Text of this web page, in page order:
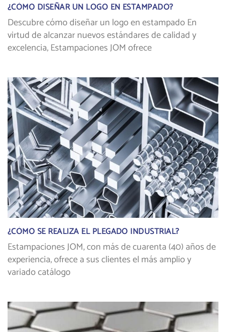
¿CÓMO DISEÑAR UN LOGO EN ESTAMPADO?
Descubre cómo diseñar un logo en estampado En
virtud de alcanzar nuevos estándares de calidad y
excelencia, Estampaciones JOM ofrece
¿CÓMO SE REALIZA EL PLEGADO INDUSTRIAL?
Estampaciones JOM, con más de cuarenta (40) años de
experiencia, ofrece a sus clientes el más amplio y
variado catálogo